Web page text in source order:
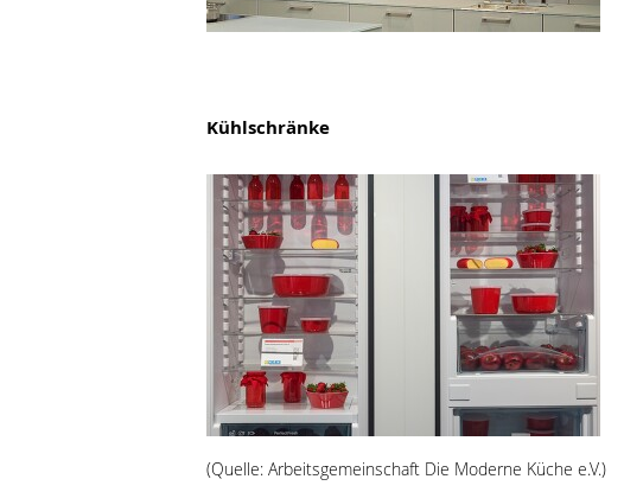
Kühlschränke
(Quelle: Arbeitsgemeinschaft Die Moderne Küche e.V.)